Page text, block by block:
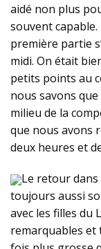
aidé non plus
souvent capable.
première partie
midi. On était
petits points au
nous savons
milieu de la
que nous avons
deux heures et
Le retour
toujours aussi
avec les filles du
remarquables et